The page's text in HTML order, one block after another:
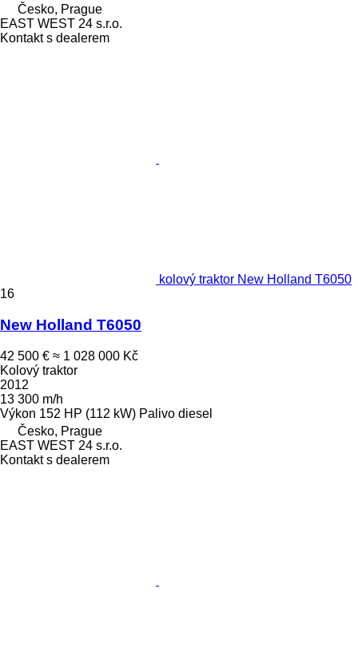
Česko, Prague
EAST WEST 24 s.r.o.
Kontakt s dealerem
kolový traktor New Holland T6050
16
New Holland T6050
42 500 € ≈ 1 028 000 Kč
Kolový traktor
2012
13 300 m/h
Výkon 152 HP (112 kW) Palivo diesel
Česko, Prague
EAST WEST 24 s.r.o.
Kontakt s dealerem